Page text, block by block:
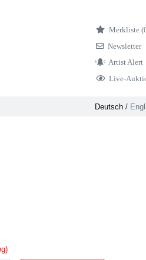
Merkliste (
Newsletter
Artist Alert
Live-
Deutsch/